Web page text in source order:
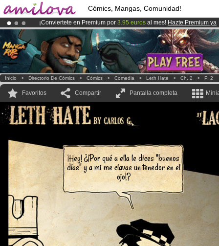
Cómics, Mangas, Comunidad!
¡Conviertete en Premium por 3.95 euros al mes! Hazte Premium ya
¡El Kickstarter Amilova está desormado lanzado!.
¡Ya tenemos 100000miembrosy 1000 Cómics y Mangas!.
Inicio > Directorio De Cómics > Cómics > Comedia > Leth Hate > Ch. 2 > P. 2
Favoritos Compartir Pantalla completa
¡Hey! ¿¡Por qué a ella le dices "buenos
días" y a mi me clavas un tenedor en el
ojo!?